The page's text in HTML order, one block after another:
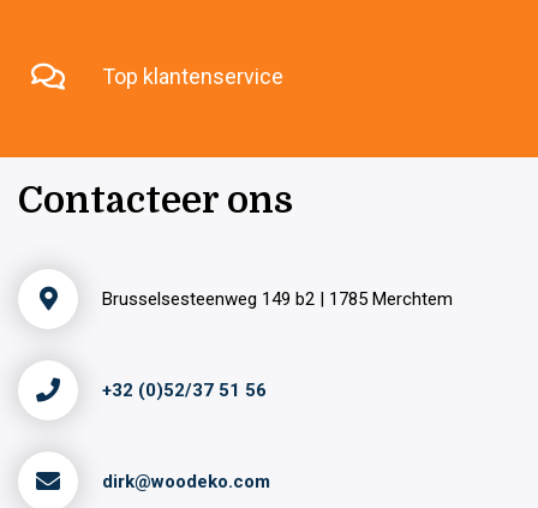
Top klantenservice
Contacteer ons
Brusselsesteenweg 149 b2 | 1785 Merchtem
+32 (0)52/37 51 56
dirk@woodeko.com